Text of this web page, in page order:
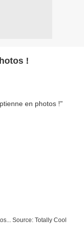
!
Source: Totally Cool